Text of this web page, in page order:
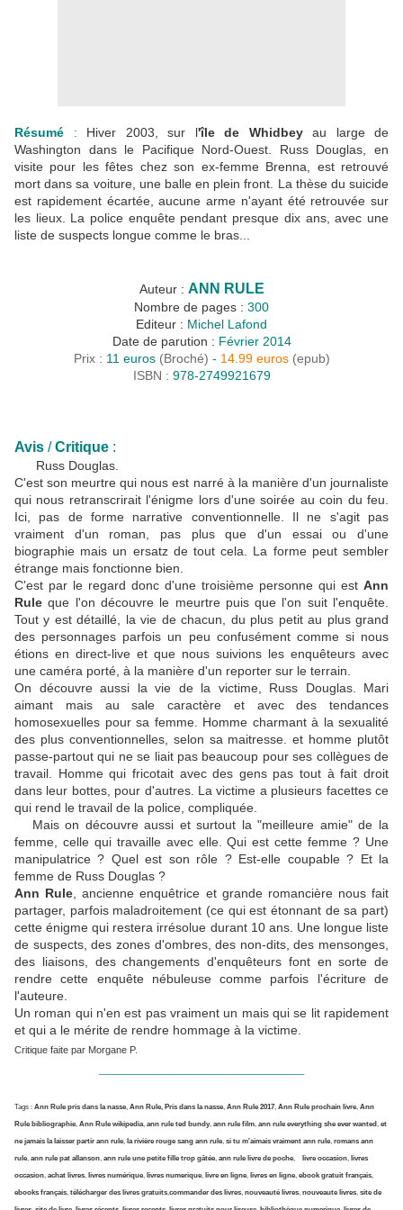
Résumé : Hiver 2003, sur l'île de Whidbeyau large de
Washington dans le Pacifique Nord-Ouest. Russ Douglas, en
visite pour les fêtes chez son ex-femme Brenna, est retrouvé
mort dans sa voiture, une balle en plein front. La thèse du suicide
est rapidement écartée, aucune arme n'ayant été retrouvée sur
les lieux. La police enquête pendant presque dix ans, avec une
liste de suspects longue comme le bras...
Auteur : ANN RULE
Nombre de pages : 300
Editeur : Michel Lafond
Date de parution : Février 2014
Prix : 11 euros(Broché) - 14.99 euros(epub)
ISBN : 978-2749921679
Avis /Critique :
Russ Douglas.
C'est son meurtre qui nous est narré à la manière d'un journaliste
qui nous retranscrirait l'énigme lors d'une soirée au coin du feu.
Ici, pas de forme narrative conventionnelle. Il ne s'agit pas
vraiment d'un roman, pas plus que d'un essai ou d'une
biographie mais un ersatz de tout cela. La forme peut sembler
étrange mais fonctionne bien.
C'est par le regard donc d'une troisième personne qui est Ann
Rule que l'on découvre le meurtre puis que l'on suit l'enquête.
Tout y est détaillé, la vie de chacun, du plus petit au plus grand
des personnages parfois un peu confusément comme si nous
étions en direct-live et que nous suivions les enquêteurs avec
une caméra porté, à la manière d'un reporter sur le terrain.
On découvre aussi la vie de la victime, Russ Douglas. Mari
aimant mais au sale caractère et avec des tendances
homosexuelles pour sa femme. Homme charmant à la sexualité
des plus conventionnelles, selon sa maitresse. et homme plutôt
passe-partout qui ne se liait pas beaucoup pour ses collègues de
travail. Homme qui fricotait avec des gens pas tout à fait droit
dans leur bottes, pour d'autres. La victime a plusieurs facettes ce
qui rend le travail de la police, compliquée.
Mais on découvre aussi et surtout la "meilleure amie" de la
femme, celle qui travaille avec elle. Qui est cette femme ? Une
manipulatrice ? Quel est son rôle ? Est-elle coupable ? Et la
femme de Russ Douglas ?
Ann Rule , ancienne enquêtrice et grande romancière nous fait
partager, parfois maladroitement (ce qui est étonnant de sa part)
cette énigme qui restera irrésolue durant 10 ans. Une longue liste
de suspects, des zones d'ombres, des non-dits, des mensonges,
des liaisons, des changements d'enquêteurs font en sorte de
rendre cette enquête nébuleuse comme parfois l'écriture de
l'auteure.
Un roman qui n'en est pas vraiment un mais qui se lit rapidement
et qui a le mérite de rendre hommage à la victime.
Critique faite par Morgane P.
Tags : Ann Rule pris dans la nasse, Ann Rule, Pris dans la nasse, Ann Rule 2017, Ann Rule prochain livre, Ann
Rule bibliographie, Ann Rule wikipedia, ann rule ted bundy, ann rule film, ann rule everything she ever wanted , et
ne jamais la laisser partir ann rule, la rivière rouge sang ann rule, si tu m'aimais vraiment ann rule, romans ann
rule, ann rule pat allanson, ann rule une petite fille trop gâtée, ann rule livre de poche, livre occasion, livres
occasion, achat livres, livres numérique, livres numerique, livre en ligne, livres en ligne, ebook gratuit français,
ebooks français, télécharger des livres gratuits,commander des livres, nouveauté livres, nouveaute livres, site de